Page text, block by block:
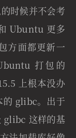
时候并不会考
Ubuntu 更多
方面都更新一
打包的
上根本没办
的 glibc。出于
glibc 这样的基